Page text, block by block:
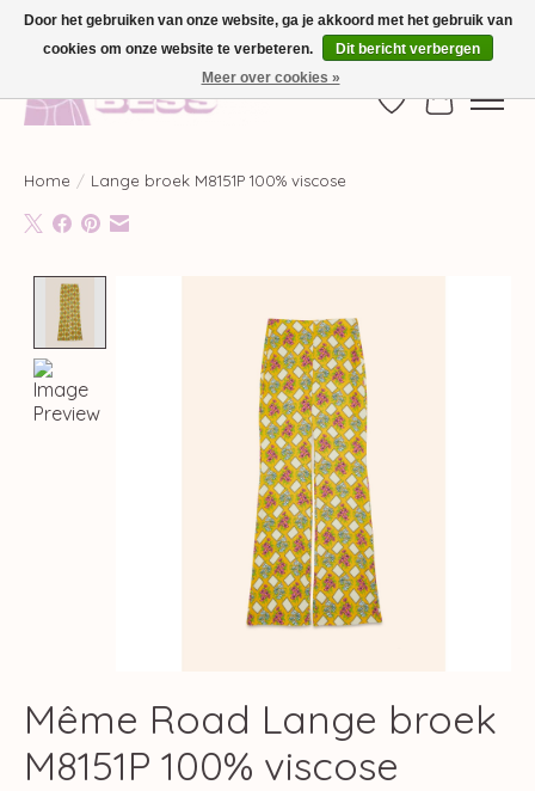
GRATIS VERZENDING VANAF €100,-
Verlanglijst
Home / Lange broek M8151P 100% viscose
Même Road Lange broek
M8151P 100% viscose
Door het gebruiken van onze website, ga je akkoord met het gebruik van
cookies om onze website te verbeteren.
Dit bericht verbergen
Meer over cookies »